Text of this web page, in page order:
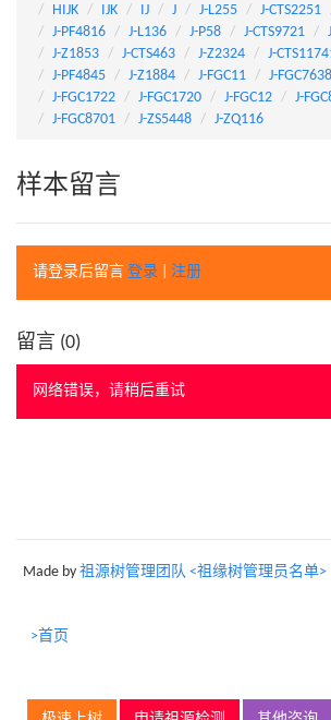
HIJK
IJK IJ J J-L255 J-CTS2251
J-PF4816
J-L136 J-P58 J-CTS9721
J-Z1853
J-CTS463 J-Z2324 J-
J-PF4845
J-Z1884 J-FGC11 J-FGC7638
J-FGC1722
J-FGC1720 J-FGC12 J-
J-FGC8701
J-ZS5448 J-ZQ116
样本留言
请登录后留言 登录 注册
留言 (0)
网络错误，请稍后重试
Made by 祖源树管理团队 <祖缘树管理员名单>
>首页